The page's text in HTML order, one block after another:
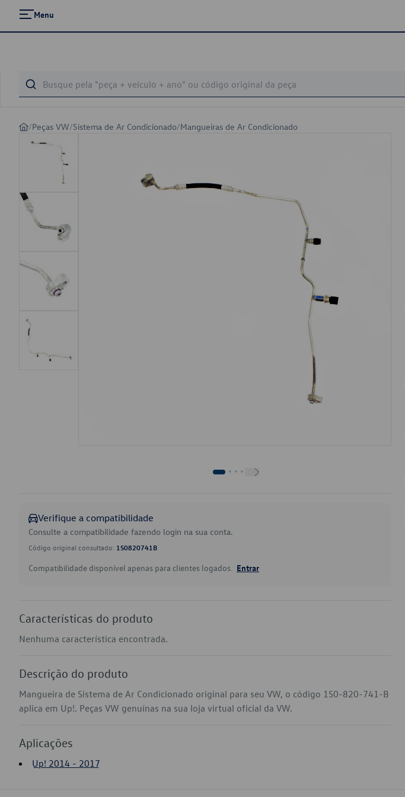
Menu
/Peças VW/Sistema de Ar Condicionado/Mangueiras de Ar Condicionado
Verifique a compatibilidade
Consulte a compatibilidade fazendo login na sua conta.
Código original consultado: 1S0820741B
Compatibilidade disponível apenas para clientes logados. Entrar
Características do produto
Nenhuma característica encontrada.
Descrição do produto
Mangueira de Sistema de Ar Condicionado original para seu VW, o código 1S0-820-741-B
aplica em Up!. Peças VW genuínas na sua loja virtual oficial da VW.
Aplicações
Up! 2014 - 2017